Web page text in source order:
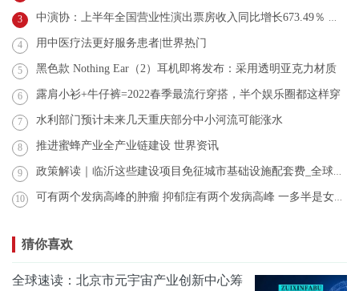
3 中演协：上半年全国营业性演出票房收入同比增长673.49％ 观天下
4 用中医疗法更好服务患者|世界热门
5 黑色款 Nothing Ear（2）耳机即将发布：采用透明亚克力材质
6 露肩小衫+牛仔裤=2022春季最流行穿搭，半个娱乐圈都这样穿
7 水利部门预计未来几天重庆部分中小河流可能涨水
8 推进蜜蜂产业全产业链建设 世界资讯
9 政策解读｜临沂这些建设项目免征城市基础设施配套费_全球热讯
10 可有两个发病高峰的肿瘤 抑郁症有两个发病高峰 一多半是女性 基本情况讲解
猜你喜欢
全球速读：北京市元宇宙产业创新中心筹